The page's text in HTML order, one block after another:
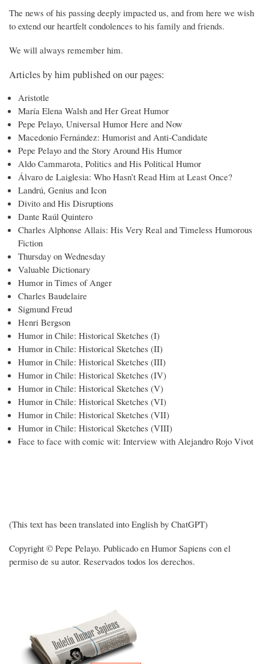
The news of his passing deeply impacted us, and from here we wish
to extend our heartfelt condolences to his family and friends.
We will always remember him.
Articles by him published on our pages:
Aristotle
María Elena Walsh and Her Great Humor
Pepe Pelayo, Universal Humor Here and Now
Macedonio Fernández: Humorist and Anti-Candidate
Pepe Pelayo and the Story Around His Humor
Aldo Cammarota, Politics and His Political Humor
Álvaro de Laiglesia: Who Hasn’t Read Him at Least Once?
Landrú, Genius and Icon
Divito and His Disruptions
Dante Raúl Quintero
Charles Alphonse Allais: His Very Real and Timeless Humorous
Fiction
Thursday on Wednesday
Valuable Dictionary
Humor in Times of Anger
Charles Baudelaire
Sigmund Freud
Henri Bergson
Humor in Chile: Historical Sketches (I)
Humor in Chile: Historical Sketches (II)
Humor in Chile: Historical Sketches (III)
Humor in Chile: Historical Sketches (IV)
Humor in Chile: Historical Sketches (V)
Humor in Chile: Historical Sketches (VI)
Humor in Chile: Historical Sketches (VII)
Humor in Chile: Historical Sketches (VIII)
Face to face with comic wit: Interview with Alejandro Rojo Vivot
(This text has been translated into English by ChatGPT)
Copyright © Pepe Pelayo. Publicado en Humor Sapiens con el
permiso de su autor. Reservados todos los derechos.